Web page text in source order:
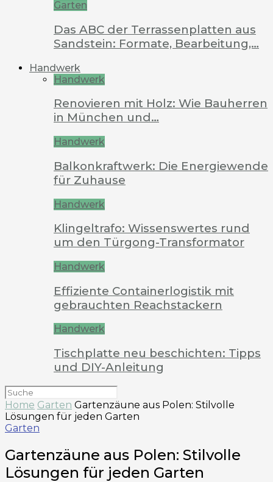
Garten
Das ABC der Terrassenplatten aus
Sandstein: Formate, Bearbeitung,…
Handwerk
Handwerk
Renovieren mit Holz: Wie Bauherren
in München und…
Handwerk
Balkonkraftwerk: Die Energiewende
für Zuhause
Handwerk
Klingeltrafo: Wissenswertes rund
um den Türgong-Transformator
Handwerk
Effiziente Containerlogistik mit
gebrauchten Reachstackern
Handwerk
Tischplatte neu beschichten: Tipps
und DIY-Anleitung
Home Garten Gartenzäune aus Polen: Stilvolle
Lösungen für jeden Garten
Garten
Gartenzäune aus Polen: Stilvolle
Lösungen für jeden Garten